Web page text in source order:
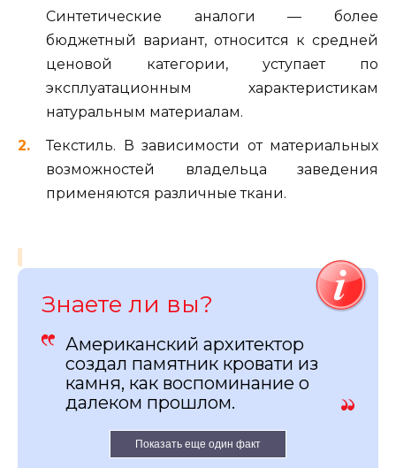
Синтетические аналоги — более
бюджетный вариант, относится к средней
ценовой категории, уступает по
эксплуатационным характеристикам
натуральным материалам.
Текстиль. В зависимости от материальных
возможностей владельца заведения
применяются различные ткани.
Знаете ли вы?
Американский архитектор
создал памятник кровати из
камня, как воспоминание о
далеком прошлом.
Показать еще один факт